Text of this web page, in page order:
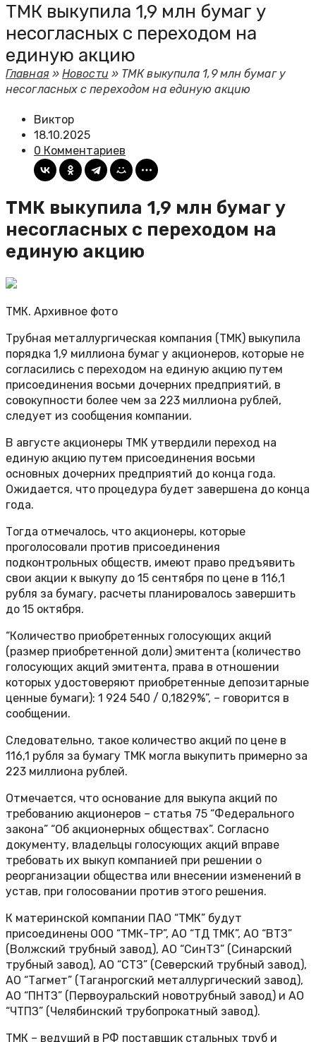
ТМК выкупила 1,9 млн бумаг у
несогласных с переходом на
единую акцию
Главная»Новости » ТМК выкупила 1,9 млн бумаг у
несогласных с переходом на единую акцию
Виктор
18.10.2025
0 Комментариев
ТМК выкупила 1,9 млн бумаг у
несогласных с переходом на
единую акцию
ТМК. Архивное фото
Трубная металлургическая компания (ТМК) выкупила
порядка 1,9 миллиона бумаг у акционеров, которые не
согласились с переходом на единую акцию путем
присоединения восьми дочерних предприятий, в
совокупности более чем за 223 миллиона рублей,
следует из сообщения компании.
В августе акционеры ТМК утвердили переход на
единую акцию путем присоединения восьми
основных дочерних предприятий до конца года.
Ожидается, что процедура будет завершена до конца
года.
Тогда отмечалось, что акционеры, которые
проголосовали против присоединения
подконтрольных обществ, имеют право предъявить
свои акции к выкупу до 15 сентября по цене в 116,1
рубля за бумагу, расчеты планировалось завершить
до 15 октября.
“Количество приобретенных голосующих акций
(размер приобретенной доли) эмитента (количество
голосующих акций эмитента, права в отношении
которых удостоверяют приобретенные депозитарные
ценные бумаги): 1 924 540 / 0,1829%”, – говорится в
сообщении.
Следовательно, такое количество акций по цене в
116,1 рубля за бумагу ТМК могла выкупить примерно за
223 миллиона рублей.
Отмечается, что основание для выкупа акций по
требованию акционеров – статья 75 “Федерального
закона” “Об акционерных обществах”. Согласно
документу, владельцы голосующих акций вправе
требовать их выкуп компанией при решении о
реорганизации общества или внесении изменений в
устав, при голосовании против этого решения.
К материнской компании ПАО “ТМК” будут
присоединены ООО “ТМК-ТР”, АО “ТД ТМК”, АО “ВТЗ”
(Волжский трубный завод), АО “СинТЗ” (Синарский
трубный завод), АО “СТЗ” (Северский трубный завод),
АО “Тагмет” (Таганрогский металлургический завод),
АО “ПНТЗ” (Первоуральский новотрубный завод) и АО
“ЧТПЗ” (Челябинский трубопрокатный завод).
ТМК – ведущий в РФ поставщик стальных труб и